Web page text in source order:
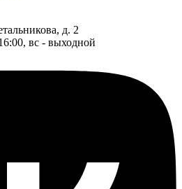
д. 2
вс - выходной